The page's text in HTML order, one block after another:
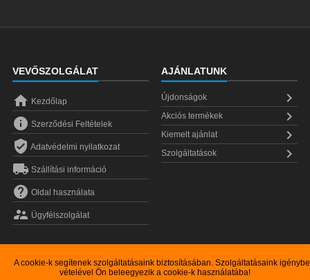
A cookie-k segítenek szolgáltatásaink biztosításában. Szolgáltatásaink igénybe
vételével Ön beleegyezik a cookie-k használatába!
VEVŐSZOLGÁLAT
 Kezdőlap
 Szerződési Feltételek
 Adatvédelmi nyilatkozat
 Szállítási információ
 Oldal használata
 Ügyfélszolgálat
AJÁNLATUNK
Újdonságok 
Akciós termékek 
Kiemelt ajánlat 
Szolgáltatások 